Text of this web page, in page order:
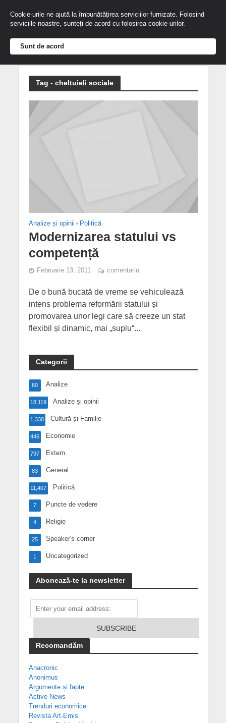
Tag - cheltuieli sociale
Analize și opinii • Politică
Modernizarea statului vs
competență
Februarie 13, 2011 comentariu
De o bună bucată de vreme se vehiculează
intens problema reformării statului și
promovarea unor legi care să creeze un stat
flexibil și dinamic, mai „suplu“...
Categorii
Analize
60
Analize și opinii
18,119
Cultură și Familie
1,330
Economie
446
Extern
797
General
83
Politică
11,407
Puncte de vedere
7
Religie
4
Speaker's corner
25
Uncategorized
1
Abonează-te la newsletter
Recomandăm
Anacronic
Anonimus
Argumente și fapte
Active News
Trenduri economice
Revista Art-Emis
Cookie-urile ne ajută la îmbunătățirea serviciilor furnizate. Folosind
serviciile noastre, sunteți de acord cu folosirea cookie-urilor.
Sunt de acord